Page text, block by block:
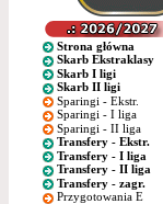
Strona główna
Skarb Ekstraklasy
Skarb I ligi
Skarb II ligi
Sparingi - Ekstr.
Sparingi - I liga
Sparingi - II liga
Transfery - Ekstr.
Transfery - I liga
Transfery - II liga
Transfery - zagr.
Przygotowania E